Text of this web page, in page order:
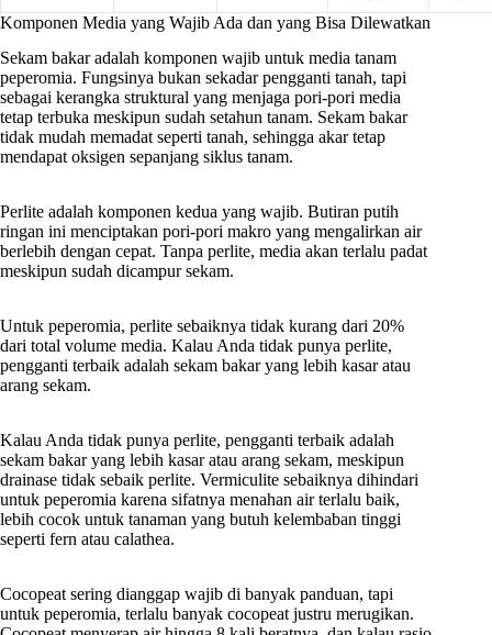
Komponen Media yang Wajib Ada dan yang Bisa Dilewatkan
Sekam bakar adalah komponen wajib untuk media tanam
peperomia. Fungsinya bukan sekadar pengganti tanah, tapi
sebagai kerangka struktural yang menjaga pori-pori media
tetap terbuka meskipun sudah setahun tanam. Sekam bakar
tidak mudah memadat seperti tanah, sehingga akar tetap
mendapat oksigen sepanjang siklus tanam.
Perlite adalah komponen kedua yang wajib. Butiran putih
ringan ini menciptakan pori-pori makro yang mengalirkan air
berlebih dengan cepat. Tanpa perlite, media akan terlalu padat
meskipun sudah dicampur sekam.
Untuk peperomia, perlite sebaiknya tidak kurang dari 20%
dari total volume media. Kalau Anda tidak punya perlite,
pengganti terbaik adalah sekam bakar yang lebih kasar atau
arang sekam.
Kalau Anda tidak punya perlite, pengganti terbaik adalah
sekam bakar yang lebih kasar atau arang sekam, meskipun
drainase tidak sebaik perlite. Vermiculite sebaiknya dihindari
untuk peperomia karena sifatnya menahan air terlalu baik,
lebih cocok untuk tanaman yang butuh kelembaban tinggi
seperti fern atau calathea.
Cocopeat sering dianggap wajib di banyak panduan, tapi
untuk peperomia, terlalu banyak cocopeat justru merugikan.